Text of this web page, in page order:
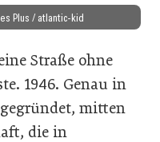
Plus / atlantic-kid
Straße ohne
1946. Genau in
mitten
die in